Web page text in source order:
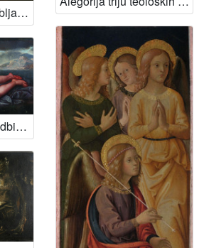
Alegorija dva razdoblja ljudskoga života
Alegorija ljudske sudbine, nakon 1687.